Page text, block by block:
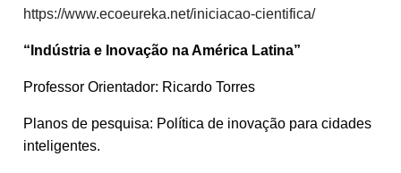
https://www.ecoeureka.net/iniciacao-cientifica/
“Indústria e Inovação na América Latina”
Professor Orientador: Ricardo Torres
Planos de pesquisa: Política de inovação para cidades
inteligentes.